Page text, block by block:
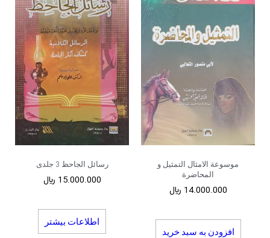
موسوعة الامثال التمثیل و
المحاضرة
14.000.000 ﷼
افزودن به سبد خرید
رسائل الجاحظ 3 جلدی
15.000.000 ﷼
اطلاعات بیشتر